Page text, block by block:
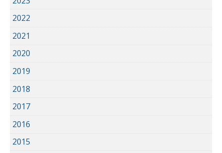
2022
2021
2020
2019
2018
2017
2016
2015